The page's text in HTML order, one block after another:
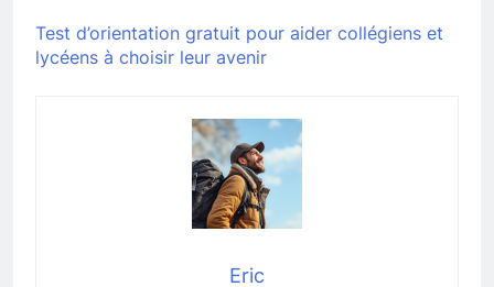
Test d’orientation gratuit pour aider collégiens et
lycéens à choisir leur avenir
Eric